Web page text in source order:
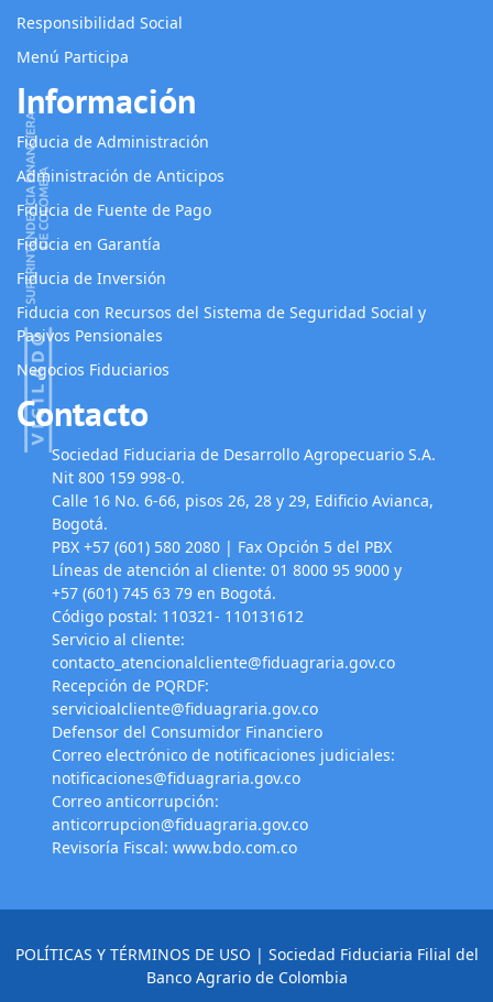
Responsibilidad Social
Menú Participa
Información
Fiducia de Administración
Administración de Anticipos
Fiducia de Fuente de Pago
Fiducia en Garantía
Fiducia de Inversión
Fiducia con Recursos del Sistema de Seguridad Social y
Pasivos Pensionales
Negocios Fiduciarios
Contacto
Sociedad Fiduciaria de Desarrollo Agropecuario S.A.
Nit 800 159 998-0.
Calle 16 No. 6-66, pisos 26, 28 y 29, Edificio Avianca,
Bogotá.
PBX +57 (601) 580 2080 | Fax Opción 5 del PBX
Líneas de atención al cliente: 01 8000 95 9000 y
+57 (601) 745 63 79 en Bogotá.
Código postal: 110321- 110131612
Servicio al cliente:
contacto_atencionalcliente@fiduagraria.gov.co
Recepción de PQRDF:
servicioalcliente@fiduagraria.gov.co
Defensor del Consumidor Financiero
Correo electrónico de notificaciones judiciales:
notificaciones@fiduagraria.gov.co
Correo anticorrupción:
anticorrupcion@fiduagraria.gov.co
Revisoría Fiscal: www.bdo.com.co
POLÍTICAS Y TÉRMINOS DE USO | Sociedad Fiduciaria Filial del
Banco Agrario de Colombia